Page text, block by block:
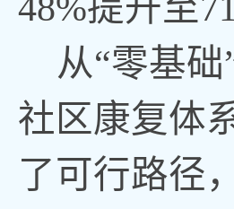
从“零基
社区康复体
了可行路径